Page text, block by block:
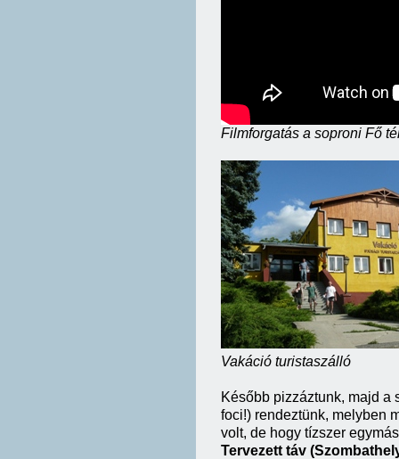
Filmforgatás a soproni Fő
Vakáció turistaszálló
Később pizzáztunk, majd a
foci!) rendeztünk, melyben
volt, de hogy tízszer
Tervezett táv